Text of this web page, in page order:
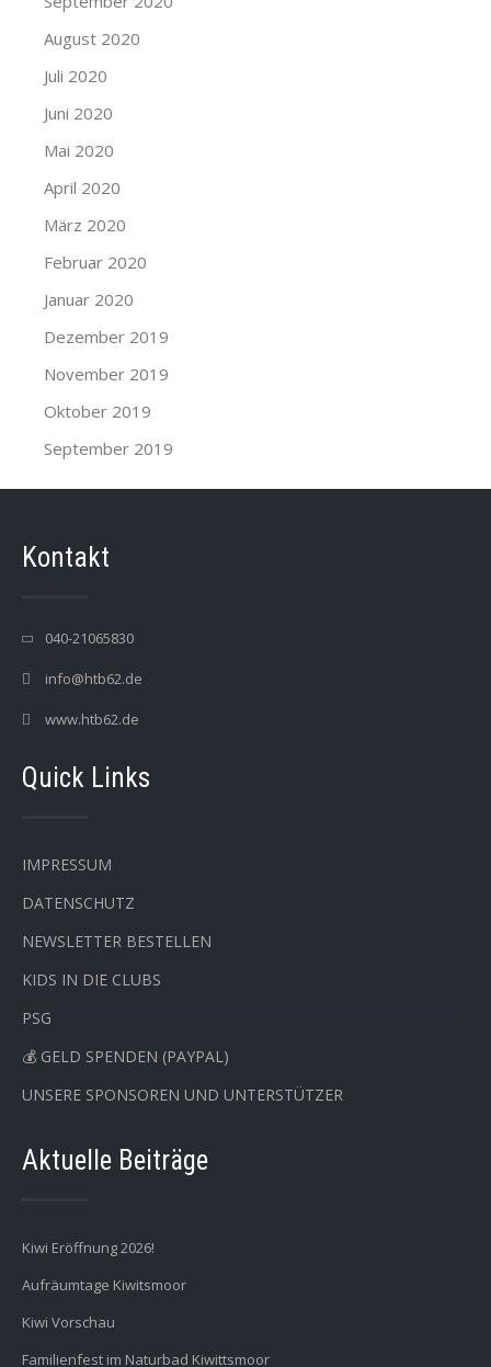
August 2020
Juli 2020
Juni 2020
Mai 2020
April 2020
März 2020
Februar 2020
Januar 2020
Dezember 2019
November 2019
Oktober 2019
September 2019
Kontakt
040-21065830
info@htb62.de
www.htb62.de
Quick Links
IMPRESSUM
DATENSCHUTZ
NEWSLETTER BESTELLEN
KIDS IN DIE CLUBS
PSG
💰 GELD SPENDEN (PAYPAL)
UNSERE SPONSOREN UND UNTERSTÜTZER
Aktuelle Beiträge
Kiwi Eröffnung 2026!
Aufräumtage Kiwitsmoor
Kiwi Vorschau
Familienfest im Naturbad Kiwittsmoor